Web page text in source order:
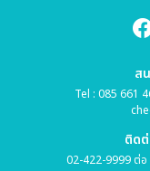
ส
Tel : 085 661
ติด
02-422-9999 ต่อ